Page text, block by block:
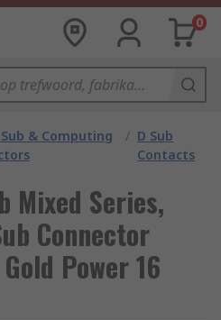
0
Sub & Computing
/ D Sub
Contacts
Mixed Series,
Connector
Power 16